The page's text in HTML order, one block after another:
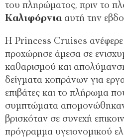
του πληρώματος, πριν το
Καλιφόρνια αυτή την
Η Princess Cruises
προχώρησε άμεσα σε
καθαρισμού και
δείγματα κοπράνων για
επιβάτες και το πλήρωμα
συμπτώματα
βρισκόταν σε συνεχή
πρόγραμμα υγειονομικού